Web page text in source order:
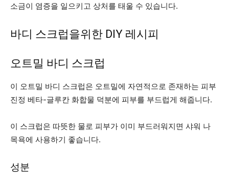
소금이 염증을 일으키고 상처를 태울 수 있습니다.
바디 스크럽을위한 DIY 레시피
오트밀 바디 스크럽
이 오트밀 바디 스크럽은 오트밀에 자연적으로 존재하는 피부
진정 베타-글루칸 화합물 덕분에 피부를 부드럽게 해줍니다.
이 스크럽은 따뜻한 물로 피부가 이미 부드러워지면 샤워 나
목욕에 사용하기 좋습니다.
성분